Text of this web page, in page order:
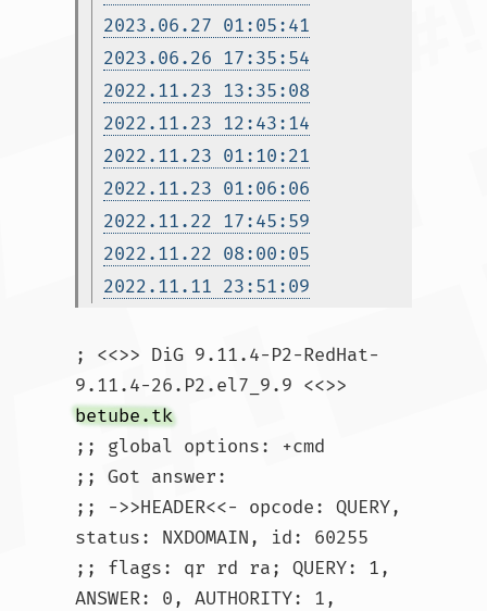
2023.06.27 01:05:41
2023.06.26 17:35:54
2022.11.23 13:35:08
2022.11.23 12:43:14
2022.11.23 01:10:21
2022.11.23 01:06:06
2022.11.22 17:45:59
2022.11.22 08:00:05
2022.11.11 23:51:09
; <<>> DiG 9.11.4-P2-RedHat-
9.11.4-26.P2.el7_9.9 <<>>
betube.tk
;; global options: +cmd
;; Got answer:
;; ->>HEADER<<- opcode: QUERY,
status: NXDOMAIN, id: 60255
;; flags: qr rd ra; QUERY: 1,
ANSWER: 0, AUTHORITY: 1,